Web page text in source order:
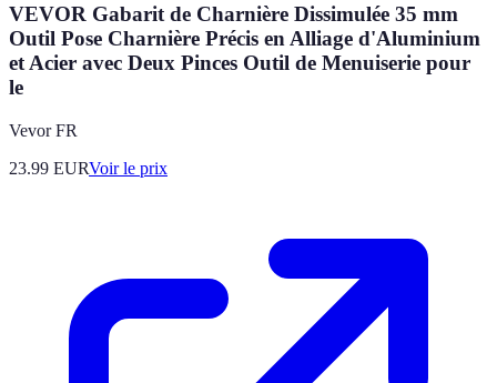
VEVOR Gabarit de Charnière Dissimulée 35 mm
Outil Pose Charnière Précis en Alliage d'Aluminium
et Acier avec Deux Pinces Outil de Menuiserie pour
le
Vevor FR
23.99 EURVoir le prix